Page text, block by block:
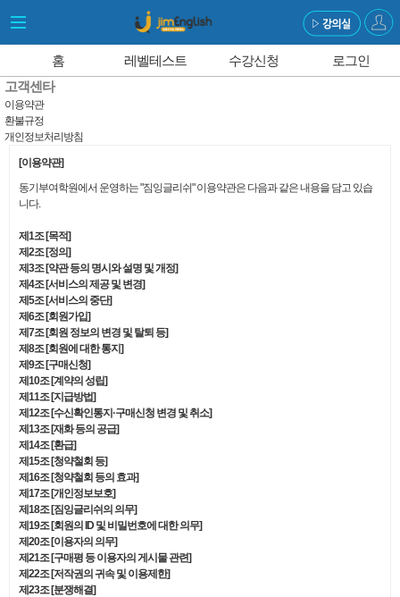
홈 레벨테스트 수강신청
로그인
고객센타
이용약관
환불규정
개인정보처리방침
[이용약관]
동기부여학원에서 운영하는 "짐잉글리쉬" 이용약관은 다음과 같은 내용을 담고 있습
니다.
제1조 [목적]
제2조 [정의]
제3조 [약관 등의 명시와 설명 및 개정]
제4조 [서비스의 제공 및 변경]
제5조 [서비스의 중단]
제6조 [회원가입]
제7조 [회원 정보의 변경 및 탈퇴 등]
제8조 [회원에 대한 통지]
제9조 [구매신청]
제10조 [계약의 성립]
제11조 [지급방법]
제12조 [수신확인통지·구매신청 변경 및 취소]
제13조 [재화 등의 공급]
제14조 [환급]
제15조 [청약철회 등]
제16조 [청약철회 등의 효과]
제17조 [개인정보보호]
제18조 [짐잉글리쉬의 의무]
제19조 [회원의 ID 및 비밀번호에 대한 의무]
제20조 [이용자의 의무]
제21조 [구매평 등 이용자의 게시물 관련]
제22조 [저작권의 귀속 및 이용제한]
제23조 [분쟁해결]